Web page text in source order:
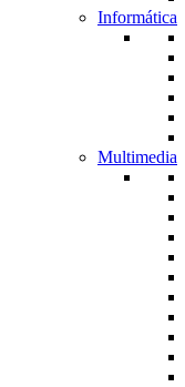
Informática
Multimedia